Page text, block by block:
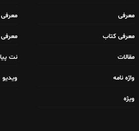
معرفی معرفی
معرفی کتاب
مقالات نت
واژه نامه ویدیو
ویژه